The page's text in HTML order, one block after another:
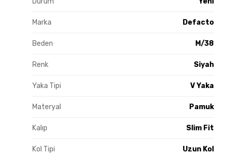
Marka Defacto
Beden M/38
Renk Siyah
Yaka Tipi V Yaka
Materyal Pamuk
Kalıp Slim Fit
Kol Tipi Uzun Kol